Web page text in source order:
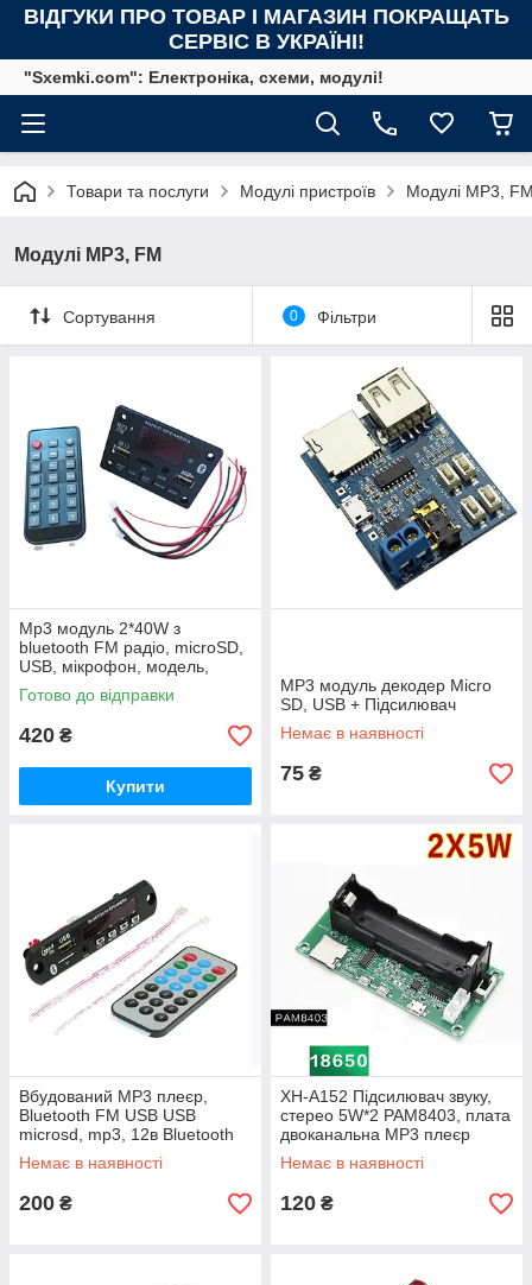
ВІДГУКИ ПРО ТОВАР І МАГАЗИН ПОКРАЩАТЬ
СЕРВІС В УКРАЇНІ!
"Sxemki.com": Електроніка, схеми, модулі!
Товари та послуги Модулі пристроїв Модулі MP3,
Модулі MP3, FM
Сортування 0 Фільтри
Mp3 модуль 2*40W з
bluetooth FM радіо, microSD,
USB, мікрофон, модель,
чорний колір
Готово до відправки
420 ₴
Купити
MP3 модуль декодер Micro
SD, USB + Підсилювач
Немає в наявності
75 ₴
Вбудований MP3 плеєр,
Bluetooth FM USB USB
microsd, mp3, 12в Bluetooth
5.2
Немає в наявності
200 ₴
XH-A152 Підсилювач звуку,
стерео 5W*2 PAM8403, плата
двоканальна MP3 плеєр
декодер TF, 18650
Немає в наявності
120 ₴